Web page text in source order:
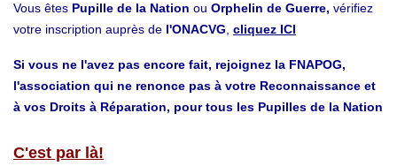
Vous êtes Pupille de la Nation ou Orphelin de Guerre, vérifiez
votre inscription auprès de l'ONACVG cliquez ICI
Si vous ne l'avez pas encore fait, rejoignez la FNAPOG,
l'association qui ne renonce pas à votre Reconnaissance et
à vos Droits à Réparation, pour tous les Pupilles de la Nation
C'est par là!